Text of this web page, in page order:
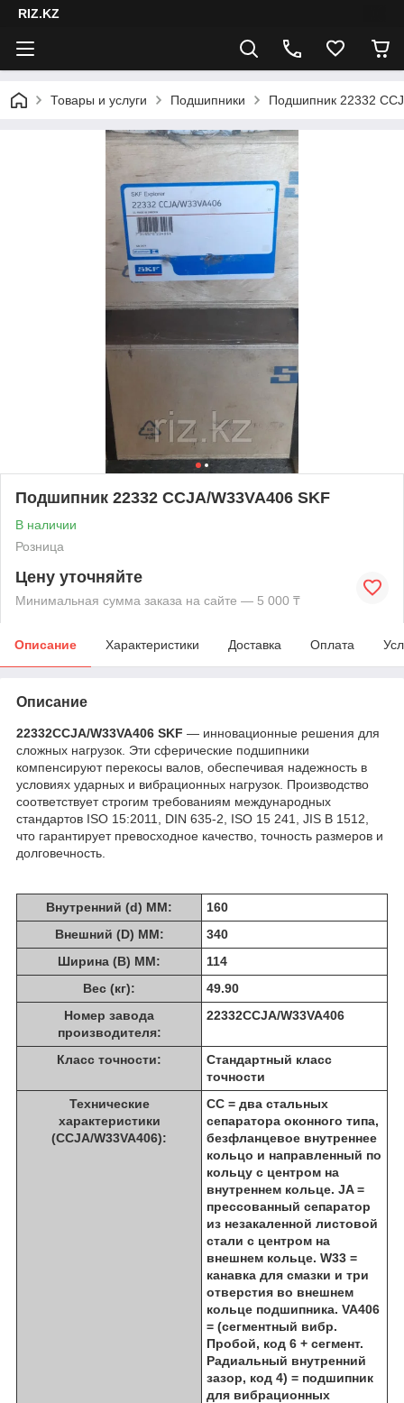
RIZ.KZ
Товары и услуги Подшипники Подшипник 22332
Подшипник 22332 CCJA/W33VA406 SKF
В наличии
Розница
Цену уточняйте
Минимальная сумма заказа на сайте — 5 000 ₸
Описание Характеристики Доставка Оплата
Описание
22332CCJA/W33VA406 SKF — инновационные решения для
сложных нагрузок. Эти сферические подшипники
компенсируют перекосы валов, обеспечивая надежность в
условиях ударных и вибрационных нагрузок. Производство
соответствует строгим требованиям международных
стандартов ISO 15:2011, DIN 635-2, ISO 15 241, JIS B 1512,
что гарантирует превосходное качество, точность размеров и
долговечность.
Внутренний (d) ММ:
160
Внешний (D) ММ:
340
Ширина (B) MM:
114
Вес (кг):
49.90
Номер завода
производителя:
22332CCJA/W33VA406
Класс точности:
Стандартный класс
точности
Технические
характеристики
(CCJA/W33VA406):
CC = два стальных
сепаратора оконного типа,
безфланцевое внутреннее
кольцо и направленный по
кольцу с центром на
внутреннем кольце. JA =
прессованный сепаратор
из незакаленной листовой
стали с центром на
внешнем кольце. W33 =
канавка для смазки и три
отверстия во внешнем
кольце подшипника. VA406
= (сегментный вибр.
Пробой, код 6 + сегмент.
Радиальный внутренний
зазор, код 4) = подшипник
для вибрационных